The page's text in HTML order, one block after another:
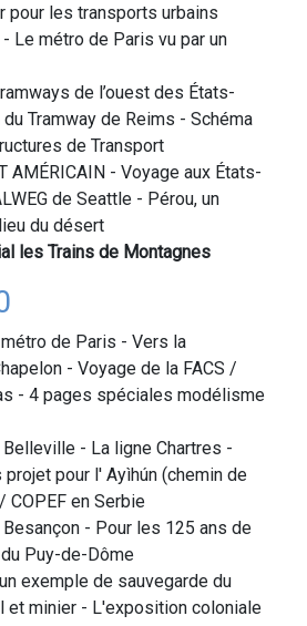
pour les transports urbains
Le métro de Paris vu par un
de l’ouest des États-
du Tramway de Reims - Schéma
de Transport
AMÉRICAIN - Voyage aux États-
de Seattle - Pérou, un
du désert
les Trains de Montagnes
de Paris - Vers la
- Voyage de la FACS /
- 4 pages spéciales modélisme
- La ligne Chartres -
pour l' Ayìhún (chemin de
COPEF en Serbie
- Pour les 125 ans de
Puy-de-Dôme
exemple de sauvegarde du
et minier - L'exposition coloniale